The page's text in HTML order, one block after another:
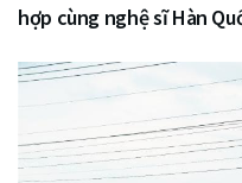
hợp cùng nghệ sĩ Hàn